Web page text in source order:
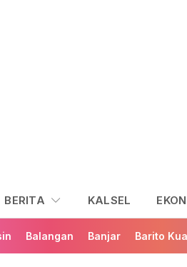
BERITA KALSEL
Balangan Banjar Barito